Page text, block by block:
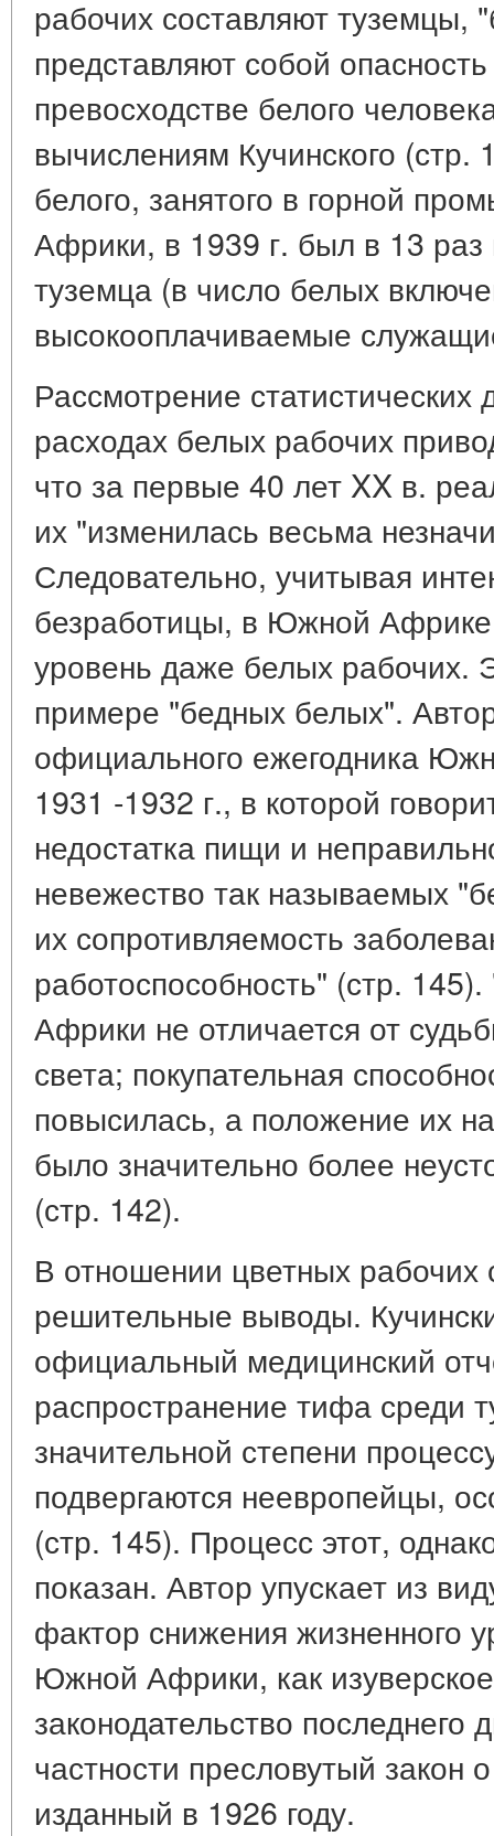
рабочих составляют туземцы,
представляют собой
превосходстве белого
вычислениям Кучинского (стр.
белого, занятого в горной
Африки, в 1939 г. был в 13
туземца (в число белых
высокооплачиваемые
Рассмотрение
расходах белых рабочих
что за первые 40 лет XX в.
их "изменилась весьма
Следовательно, учитывая
безработицы, в Южной
уровень даже белых рабочих.
примере "бедных белых".
официального ежегодника
1931 -1932 г., в которой
недостатка пищи и
невежество так называемых
их сопротивляемость
работоспособность" (стр.
Африки не отличается от
света; покупательная
повысилась, а положение их
было значительно более
(стр. 142).
В отношении цветных рабочих
решительные выводы.
официальный медицинский
распространение тифа среди
значительной степени
подвергаются неевропейцы,
(стр. 145). Процесс этот,
показан. Автор упускает из
фактор снижения жизненного
Южной Африки, как
законодательство последнего
частности пресловутый закон
изданный в 1926 году.